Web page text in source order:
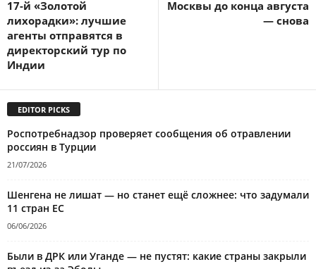
17-й «Золотой
лихорадки»: лучшие
агенты отправятся в
директорский тур по
Индии
Москвы до конца августа
— снова
EDITOR PICKS
Роспотребнадзор проверяет сообщения об отравлении
россиян в Турции
21/07/2026
Шенгена не лишат — но станет ещё сложнее: что задумали
11 стран ЕС
06/06/2026
Были в ДРК или Уганде — не пустят: какие страны закрыли